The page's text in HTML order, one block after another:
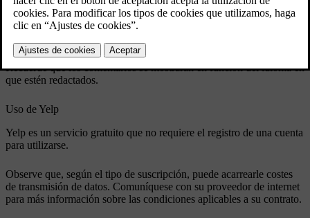
Con Yelp, puede buscar, por ejemplo, restaurantes, tiendas,
gimnasios y servicios locales. Puede leer opiniones acerca del
Recuerde que los comentarios se mostrarán en función del idioma en
que estén redactados.
Uso de Yelp
Yelp es un servicio gratuito que no requiere el registro de una cuenta
para utilizarse.
Observe que, según el tipo de suscripción, puede acarrearle costes
de transmisión de datos. Comuníquese con su proveedor de internet
para más información sobre las condiciones aplicables a su contrato.